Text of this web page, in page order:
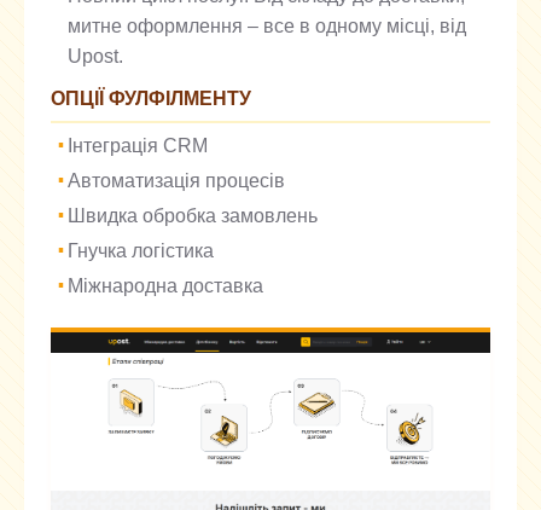
митне оформлення – все в одному місці, від
Upost.
ОПЦІЇ ФУЛФІЛМЕНТУ
Інтеграція CRM
Автоматизація процесів
Швидка обробка замовлень
Гнучка логістика
Міжнародна доставка